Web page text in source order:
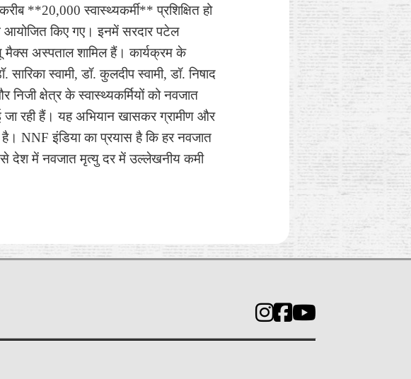
**20,000 स्वास्थ्यकर्मी** प्रशिक्षित हो
आयोजित किए गए। इनमें सरदार पटेल
मैक्स अस्पताल शामिल हैं। कार्यक्रम के
स्वामी, डॉ. कुलदीप स्वामी, डॉ. निषाद
क्षेत्र के स्वास्थ्यकर्मियों को नवजात
रही हैं। यह अभियान खासकर ग्रामीण और
NNF इंडिया का प्रयास है कि हर नवजात
देश में नवजात मृत्यु दर में उल्लेखनीय कमी